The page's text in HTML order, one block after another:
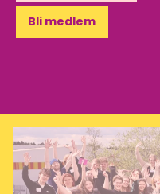
Bli medlem